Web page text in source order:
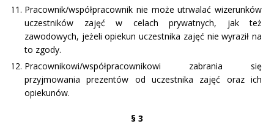
Pracownik/współpracownik nie może utrwalać wizerunków
uczestników zajęć w celach prywatnych, jak też
zawodowych, jeżeli opiekun uczestnika zajęć nie wyraził na
to zgody.
Pracownikowi/współpracownikowi zabrania się
przyjmowania prezentów od uczestnika zajęć oraz ich
opiekunów.
§ 3